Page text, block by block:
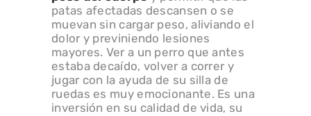
patas afectadas descansen o se
muevan sin cargar peso, aliviando el
dolor y previniendo lesiones
mayores. Ver a un perro que antes
estaba decaído, volver a correr y
jugar con la ayuda de su silla de
ruedas es muy emocionante. Es una
inversión en su calidad de vida, su